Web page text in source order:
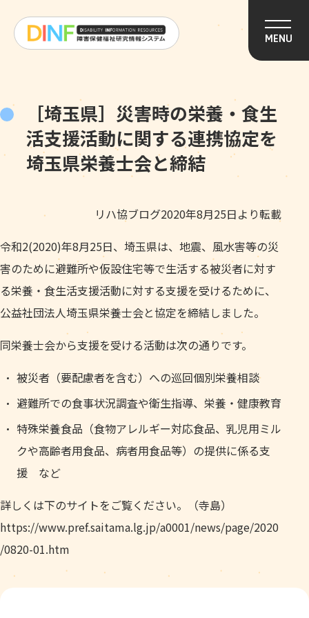
MENU
［埼玉県］災害時の栄養・食生
活支援活動に関する連携協定を
埼玉県栄養士会と締結
リハ協ブログ2020年8月25日より転載
令和2(2020)年8月25日、埼玉県は、地震、風水害等の災
害のために避難所や仮設住宅等で生活する被災者に対す
る栄養・食生活支援活動に対する支援を受けるために、
公益社団法人埼玉県栄養士会と協定を締結しました。
同栄養士会から支援を受ける活動は次の通りです。
被災者（要配慮者を含む）への巡回個別栄養相談
避難所での食事状況調査や衛生指導、栄養・健康教育
特殊栄養食品（食物アレルギー対応食品、乳児用ミル
クや高齢者用食品、病者用食品等）の提供に係る支
援 など
詳しくは下のサイトをご覧ください。（寺島）
https://www.pref.saitama.lg.jp/a0001/news/page/2020
/0820-01.htm